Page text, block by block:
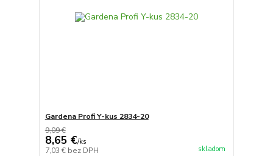
Gardena Profi Y-kus 2834-20
9,09 €
8,65 €/ks
7,03 € bez DPH skladom